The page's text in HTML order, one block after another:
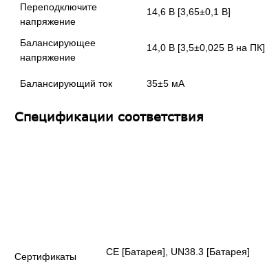
Переподключите
напряжение
14,6 В [3,65±0,1 В]
Балансирующее
напряжение
14,0 В [3,5±0,025 В на ПК]
Балансирующий ток 35±5 мА
Спецификации соответствия
Сертификаты
CE [Батарея], UN38.3 [Батарея]